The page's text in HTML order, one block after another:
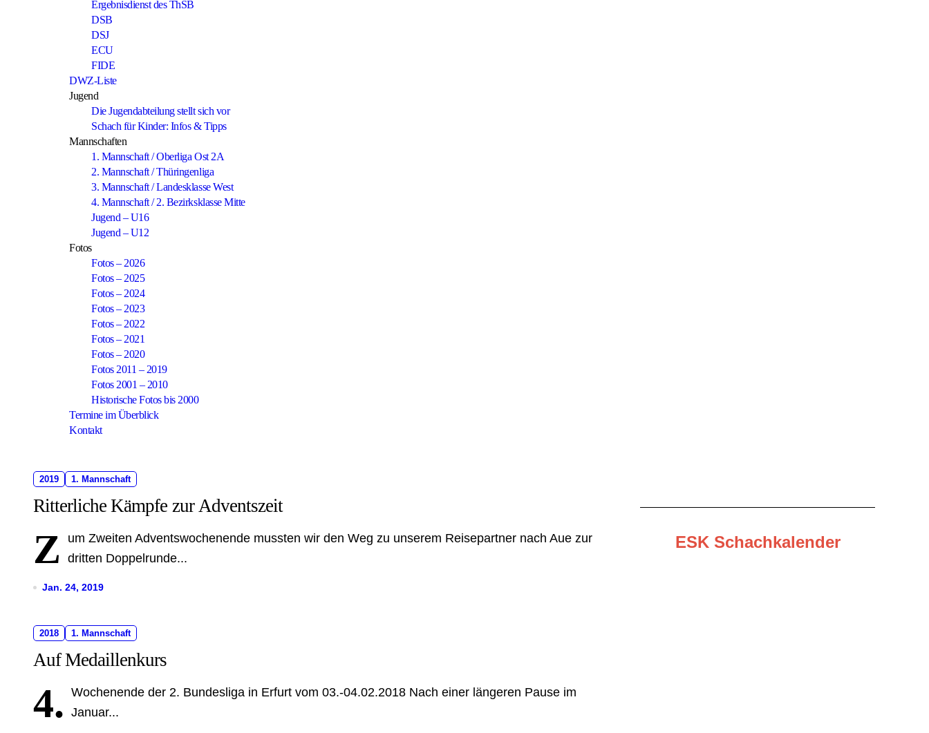
Ergebnisdienst des ThSB
DSB
DSJ
ECU
FIDE
DWZ-Liste
Jugend
Die Jugendabteilung stellt sich vor
Schach für Kinder: Infos & Tipps
Mannschaften
1. Mannschaft / Oberliga Ost 2A
2. Mannschaft / Thüringenliga
3. Mannschaft / Landesklasse West
4. Mannschaft / 2. Bezirksklasse Mitte
Jugend – U16
Jugend – U12
Fotos
Fotos – 2026
Fotos – 2025
Fotos – 2024
Fotos – 2023
Fotos – 2022
Fotos – 2021
Fotos – 2020
Fotos 2011 – 2019
Fotos 2001 – 2010
Historische Fotos bis 2000
Termine im Überblick
Kontakt
2019 1. Mannschaft
Ritterliche Kämpfe zur Adventszeit
Z
um Zweiten Adventswochenende mussten wir den Weg zu unserem Reisepartner nach Aue zur
dritten Doppelrunde...
Jan. 24, 2019
2018 1. Mannschaft
Auf Medaillenkurs
4. Wochenende der 2. Bundesliga in Erfurt vom 03.-04.02.2018 Nach einer längeren Pause im
Januar...
ESK Schachkalender